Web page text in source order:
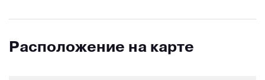
Расположение на карте